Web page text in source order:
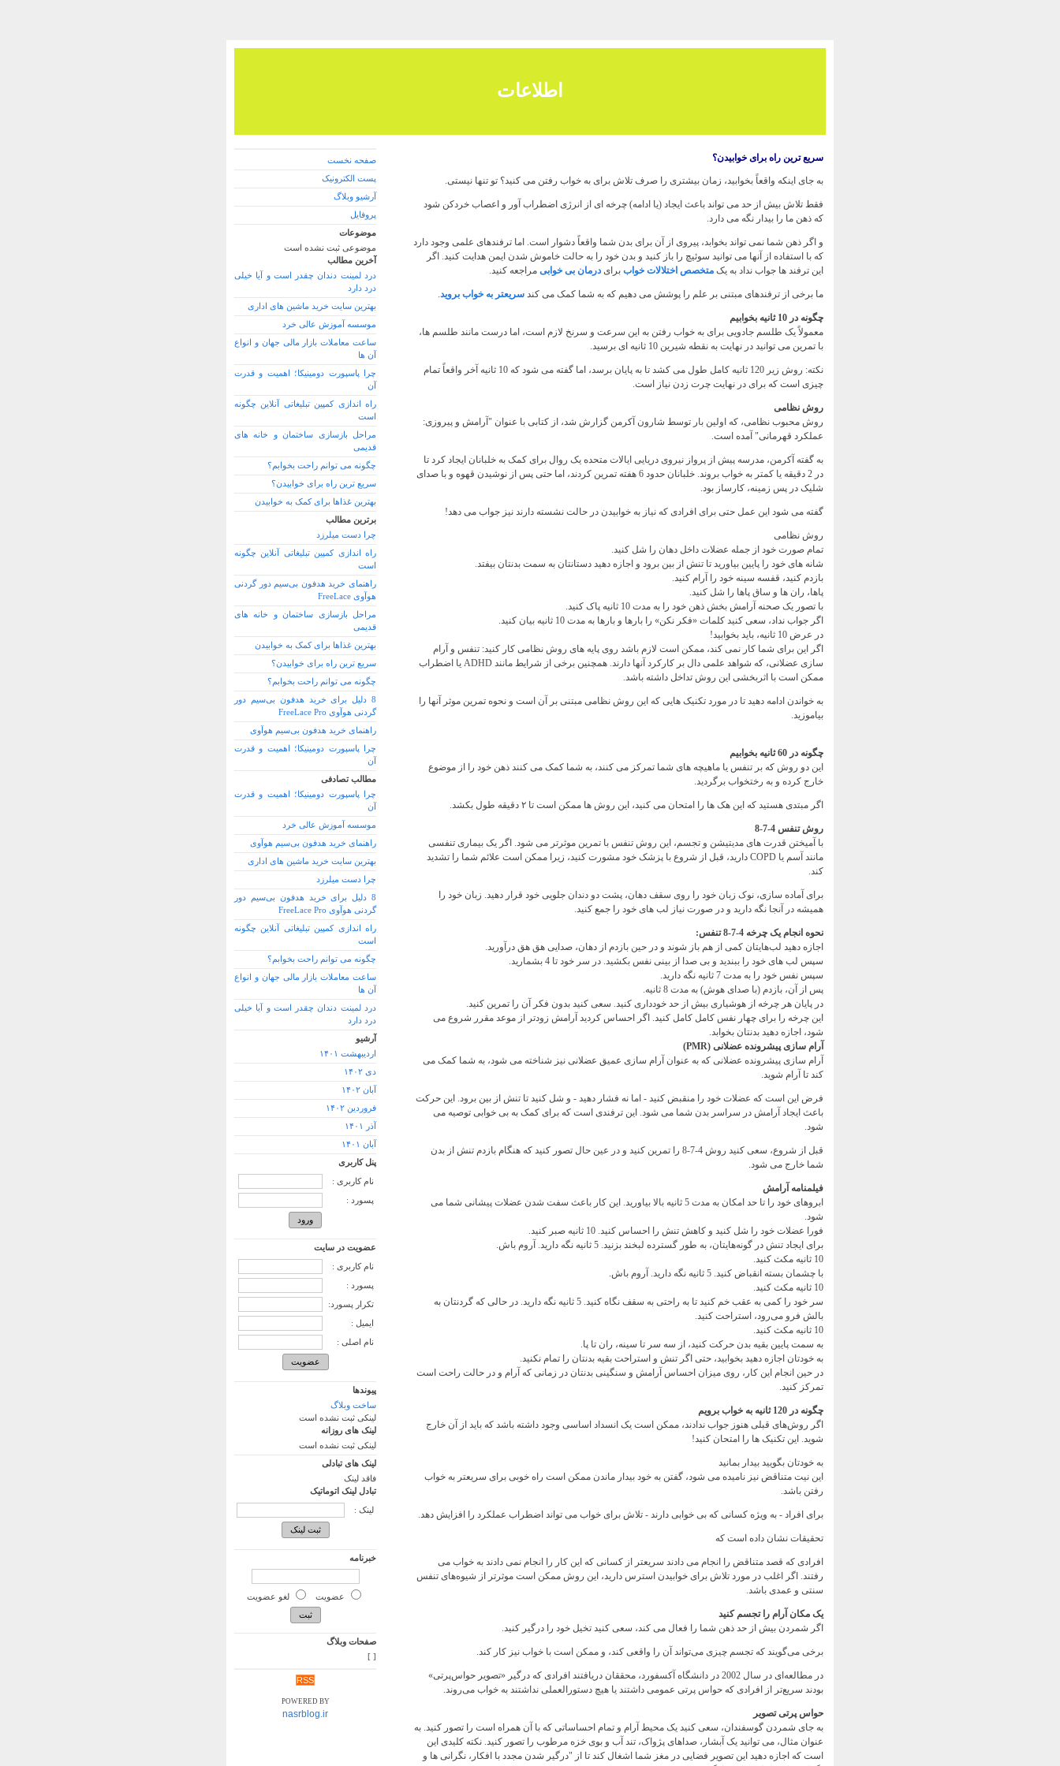
اطلاعات
سریع ترین راه برای خوابیدن؟
به جای اینکه واقعاً بخوابید، زمان بیشتری را صرف تلاش برای به خواب رفتن می کنید؟ تو تنها نیستی.
فقط تلاش بیش از حد می تواند باعث ایجاد (یا ادامه) چرخه ای از انرژی اضطراب آور و اعصاب خردکن شود
که ذهن ما را بیدار نگه می دارد.
و اگر ذهن شما نمی تواند بخوابد، پیروی از آن برای بدن شما واقعاً دشوار است. اما ترفندهای علمی وجود دارد
که با استفاده از آنها می توانید سوئیچ را باز کنید و بدن خود را به حالت خاموش شدن ایمن هدایت کنید. اگر
این ترفند ها جواب نداد به یک متخصص اختلالات خواب برایدرمان بی خوابی مراجعه کنید.
ما برخی از ترفندهای مبتنی بر علم را پوشش می دهیم که به شما کمک می کند سریعتر به خواب بروید.
چگونه در 10 ثانیه بخوابیم
معمولاً یک طلسم جادویی برای به خواب رفتن به این سرعت و سرنخ لازم است، اما درست مانند طلسم ها،
با تمرین می توانید در نهایت به نقطه شیرین 10 ثانیه ای برسید.
نکته: روش زیر 120 ثانیه کامل طول می کشد تا به پایان برسد، اما گفته می شود که 10 ثانیه آخر واقعاً تمام
چیزی است که برای در نهایت چرت زدن نیاز است.
روش نظامی
روش محبوب نظامی، که اولین بار توسط شارون آکرمن گزارش شد، از کتابی با عنوان "آرامش و پیروزی:
عملکرد قهرمانی" آمده است.
به گفته آکرمن، مدرسه پیش از پرواز نیروی دریایی ایالات متحده یک روال برای کمک به خلبانان ایجاد کرد تا
در 2 دقیقه یا کمتر به خواب بروند. خلبانان حدود 6 هفته تمرین کردند، اما حتی پس از نوشیدن قهوه و با صدای
شلیک در پس زمینه، کارساز بود.
گفته می شود این عمل حتی برای افرادی که نیاز به خوابیدن در حالت نشسته دارند نیز جواب می دهد!
روش نظامی
تمام صورت خود از جمله عضلات داخل دهان را شل کنید.
شانه های خود را پایین بیاورید تا تنش از بین برود و اجازه دهید دستانتان به سمت بدنتان بیفتد.
بازدم کنید، قفسه سینه خود را آرام کنید.
پاها، ران ها و ساق پاها را شل کنید.
با تصور یک صحنه آرامش بخش ذهن خود را به مدت 10 ثانیه پاک کنید.
اگر جواب نداد، سعی کنید کلمات «فکر نکن» را بارها و بارها به مدت 10 ثانیه بیان کنید.
در عرض 10 ثانیه، باید بخوابید!
اگر این برای شما کار نمی کند، ممکن است لازم باشد روی پایه های روش نظامی کار کنید: تنفس و آرام
سازی عضلانی، که شواهد علمی دال بر کارکرد آنها دارند. همچنین برخی از شرایط مانند ADHD یا اضطراب
ممکن است با اثربخشی این روش تداخل داشته باشد.
به خواندن ادامه دهید تا در مورد تکنیک هایی که این روش نظامی مبتنی بر آن است و نحوه تمرین موثر آنها را
بیاموزید.
چگونه در 60 ثانیه بخوابیم
این دو روش که بر تنفس یا ماهیچه های شما تمرکز می کنند، به شما کمک می کنند ذهن خود را از موضوع
خارج کرده و به رختخواب برگردید.
اگر مبتدی هستید که این هک ها را امتحان می کنید، این روش ها ممکن است تا ۲ دقیقه طول بکشد.
روش تنفس 4-7-8
با آمیختن قدرت های مدیتیشن و تجسم، این روش تنفس با تمرین موثرتر می شود. اگر یک بیماری تنفسی
مانند آسم یا COPD دارید، قبل از شروع با پزشک خود مشورت کنید، زیرا ممکن است علائم شما را تشدید
کند.
برای آماده سازی، نوک زبان خود را روی سقف دهان، پشت دو دندان جلویی خود قرار دهید. زبان خود را
همیشه در آنجا نگه دارید و در صورت نیاز لب های خود را جمع کنید.
نحوه انجام یک چرخه 4-7-8 تنفس:
اجازه دهید لب‌هایتان کمی از هم باز شوند و در حین بازدم از دهان، صدایی هق هق درآورید.
سپس لب های خود را ببندید و بی صدا از بینی نفس بکشید. در سر خود تا 4 بشمارید.
سپس نفس خود را به مدت 7 ثانیه نگه دارید.
پس از آن، بازدم (با صدای هوش) به مدت 8 ثانیه.
در پایان هر چرخه از هوشیاری بیش از حد خودداری کنید. سعی کنید بدون فکر آن را تمرین کنید.
این چرخه را برای چهار نفس کامل کامل کنید. اگر احساس کردید آرامش زودتر از موعد مقرر شروع می
شود، اجازه دهید بدنتان بخوابد.
آرام سازی پیشرونده عضلانی (PMR)
آرام سازی پیشرونده عضلانی که به عنوان آرام سازی عمیق عضلانی نیز شناخته می شود، به شما کمک می
کند تا آرام شوید.
فرض این است که عضلات خود را منقبض کنید - اما نه فشار دهید - و شل کنید تا تنش از بین برود. این حرکت
باعث ایجاد آرامش در سراسر بدن شما می شود. این ترفندی است که برای کمک به بی خوابی توصیه می
شود.
قبل از شروع، سعی کنید روش 4-7-8 را تمرین کنید و در عین حال تصور کنید که هنگام بازدم تنش از بدن
شما خارج می شود.
فیلمنامه آرامش
ابروهای خود را تا حد امکان به مدت 5 ثانیه بالا بیاورید. این کار باعث سفت شدن عضلات پیشانی شما می
شود.
فورا عضلات خود را شل کنید و کاهش تنش را احساس کنید. 10 ثانیه صبر کنید.
برای ایجاد تنش در گونه‌هایتان، به طور گسترده لبخند بزنید. 5 ثانیه نگه دارید. آروم باش.
10 ثانیه مکث کنید.
با چشمان بسته انقباض کنید. 5 ثانیه نگه دارید. آروم باش.
10 ثانیه مکث کنید.
سر خود را کمی به عقب خم کنید تا به راحتی به سقف نگاه کنید. 5 ثانیه نگه دارید. در حالی که گردنتان به
بالش فرو می‌رود، استراحت کنید.
10 ثانیه مکث کنید.
به سمت پایین بقیه بدن حرکت کنید، از سه سر تا سینه، ران تا پا.
به خودتان اجازه دهید بخوابید، حتی اگر تنش و استراحت بقیه بدنتان را تمام نکنید.
در حین انجام این کار، روی میزان احساس آرامش و سنگینی بدنتان در زمانی که آرام و در حالت راحت است
تمرکز کنید.
چگونه در 120 ثانیه به خواب برویم
اگر روش‌های قبلی هنوز جواب ندادند، ممکن است یک انسداد اساسی وجود داشته باشد که باید از آن خارج
شوید. این تکنیک ها را امتحان کنید!
به خودتان بگویید بیدار بمانید
این نیت متناقض نیز نامیده می شود، گفتن به خود بیدار ماندن ممکن است راه خوبی برای سریعتر به خواب
رفتن باشد.
برای افراد - به ویژه کسانی که بی خوابی دارند - تلاش برای خواب می تواند اضطراب عملکرد را افزایش دهد.
تحقیقات نشان داده است که
افرادی که قصد متناقض را انجام می دادند سریعتر از کسانی که این کار را انجام نمی دادند به خواب می
رفتند. اگر اغلب در مورد تلاش برای خوابیدن استرس دارید، این روش ممکن است موثرتر از شیوه‌های تنفس
سنتی و عمدی باشد.
یک مکان آرام را تجسم کنید
اگر شمردن بیش از حد ذهن شما را فعال می کند، سعی کنید تخیل خود را درگیر کنید.
برخی می‌گویند که تجسم چیزی می‌تواند آن را واقعی کند، و ممکن است با خواب نیز کار کند.
در مطالعه‌ای در سال 2002 در دانشگاه آکسفورد، محققان دریافتند افرادی که درگیر «تصویر حواس‌پرتی»
بودند سریع‌تر از افرادی که حواس پرتی عمومی داشتند یا هیچ دستورالعملی نداشتند به خواب می‌روند.
حواس پرتی تصویر
به جای شمردن گوسفندان، سعی کنید یک محیط آرام و تمام احساساتی که با آن همراه است را تصور کنید. به
عنوان مثال، می توانید یک آبشار، صداهای پژواک، تند آب و بوی خزه مرطوب را تصور کنید. نکته کلیدی این
است که اجازه دهید این تصویر فضایی در مغز شما اشغال کند تا از "درگیر شدن مجدد با افکار، نگرانی ها و
صفحه نخست
پست الکترونیک
آرشیو وبلاگ
پروفایل
موضوعات
موضوعی ثبت نشده است
آخرین مطالب
درد لمینت دندان چقدر است و آیا خیلی
درد دارد
بهترین سایت خرید ماشین های اداری
موسسه آموزش عالی خرد
ساعت معاملات بازار مالی جهان و انواع
آن ها
چرا پاسپورت دومینیکا؛ اهمیت و قدرت
آن
راه اندازی کمپین تبلیغاتی آنلاین چگونه
است
مراحل بازسازی ساختمان و خانه های
قدیمی
چگونه می توانم راحت بخوابم؟
سریع ترین راه برای خوابیدن؟
بهترین غذاها برای کمک به خوابیدن
برترین مطالب
چرا دست میلرزد
راه اندازی کمپین تبلیغاتی آنلاین چگونه
است
راهنمای خرید هدفون بی‌سیم دور گردنی
هوآوی FreeLace
مراحل بازسازی ساختمان و خانه های
قدیمی
بهترین غذاها برای کمک به خوابیدن
سریع ترین راه برای خوابیدن؟
چگونه می توانم راحت بخوابم؟
8 دلیل برای خرید هدفون بی‌سیم دور
گردنی هوآوی FreeLace Pro
راهنمای خرید هدفون بی‌سیم هوآوی
چرا پاسپورت دومینیکا؛ اهمیت و قدرت
آن
مطالب تصادفی
چرا پاسپورت دومینیکا؛ اهمیت و قدرت
آن
موسسه آموزش عالی خرد
راهنمای خرید هدفون بی‌سیم هوآوی
بهترین سایت خرید ماشین های اداری
چرا دست میلرزد
8 دلیل برای خرید هدفون بی‌سیم دور
گردنی هوآوی FreeLace Pro
راه اندازی کمپین تبلیغاتی آنلاین چگونه
است
چگونه می توانم راحت بخوابم؟
ساعت معاملات بازار مالی جهان و انواع
آن ها
درد لمینت دندان چقدر است و آیا خیلی
درد دارد
آرشیو
اردیبهشت ۱۴۰۱
دی ۱۴۰۲
آبان ۱۴۰۲
فروردین ۱۴۰۲
آذر ۱۴۰۱
آبان ۱۴۰۱
پنل کاربری
نام کاربری :
پسورد :
عضویت در سایت
نام کاربری :
پسورد :
تکرار پسورد:
ایمیل :
نام اصلی :
پیوندها
ساخت وبلاگ
لینکی ثبت نشده است
لینک های روزانه
لینکی ثبت نشده است
لینک های تبادلی
فاقد لینک
تبادل لینک اتوماتیک
لینک :
خبرنامه
عضویت لغو عضویت
صفحات وبلاگ
[
]
RSS
POWERED BY
nasrblog.ir